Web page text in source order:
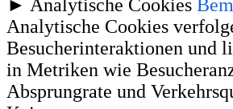
► Analytische Cookies
Analytische Cookies
Besucherinteraktionen und
in Metriken wie
Absprungrate und